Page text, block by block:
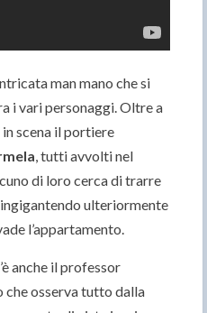
man mano che si
i vari personaggi. Oltre a
scena il portiere
, tutti avvolti nel
di loro cerca di trarre
ulteriormente
l’appartamento.
anche il professor
che osserva tutto dalla